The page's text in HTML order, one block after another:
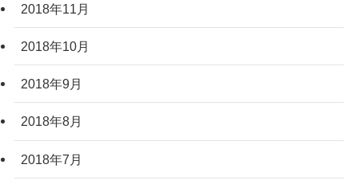
2018年11月
2018年10月
2018年9月
2018年8月
2018年7月